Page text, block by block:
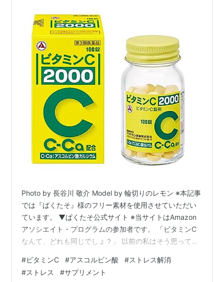
Photo by 長谷川 敬介 Model by 輪切りのレモン ※本記事
では『ぱくたそ』様のフリー素材を使用させていただい
ています。 ▼ぱくたそ公式サイト ※当サイトはAmazon
アソシエイト・プログラムの参加者です。 「ビタミンC
なんて、どれも同じでしょ？」 以前の私はそう思ってい
めて感じたのは、 “ちゃんとしたビタミンCは、やはり違
う” ということです。 そして最終的に辿り着いたのが、
#ビタミンC #アスコルビン酸 #ストレス解消
#ストレス #サプリメント